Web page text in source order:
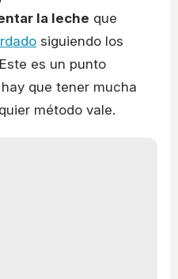
la leche que
siguiendo los
es un punto
que tener mucha
método vale.